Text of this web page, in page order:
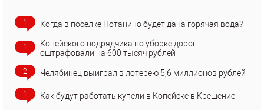
1 Когда в поселке Потанино будет дана горячая вода?
1
Копейского подрядчика по уборке дорог
оштрафовали на 600 тысяч рублей
2 Челябинец выиграл в лотерею 5,6 миллионов рублей
1 Как будут работать купели в Копейске в Крещение